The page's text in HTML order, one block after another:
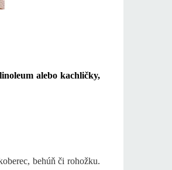
alebo kachličky,
behúň či rohožku.